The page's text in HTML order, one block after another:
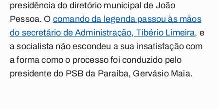
presidência do diretório municipal de João
Pessoa. O comando da legenda passou às mãos
do secretário de Administração, Tibério Limeira, e
a socialista não escondeu a sua insatisfação com
a forma como o processo foi conduzido pelo
presidente do PSB da Paraíba, Gervásio Maia.